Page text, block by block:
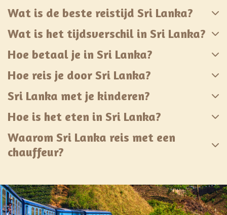
Wat is de beste reistijd Sri Lanka?
Wat is het tijdsverschil in Sri Lanka?
Hoe betaal je in Sri Lanka?
Hoe reis je door Sri Lanka?
Sri Lanka met je kinderen?
Hoe is het eten in Sri Lanka?
Waarom Sri Lanka reis met een
chauffeur?